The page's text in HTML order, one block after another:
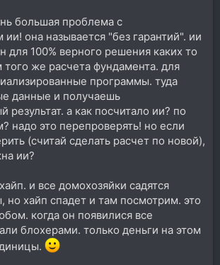
большая проблема с
ии! она называется "без гарантий". ии
для 100% верного решения каких то
того же расчета фундамента. для
программы. туда
данные и получаешь
результат. а как посчитало ии? по
надо это перепроверять! но если
(считай сделать расчет по новой),
ии?
и все домохозяйки садятся
но хайп спадет и там посмотрим. это
когда он появилися все
блохерами. только деньги на этом